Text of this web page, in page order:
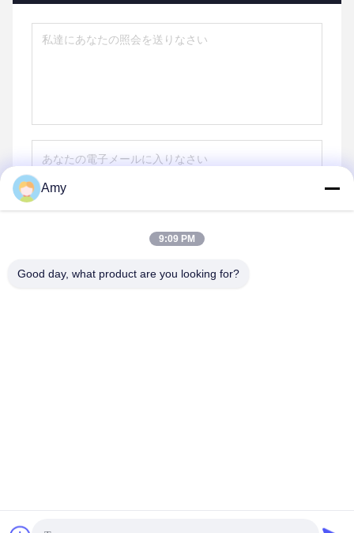
中国の良質 耐久力のある陶磁器の管 製造者。版権の© 2023-
Amy
9:09 PM
Good day, what product are you looking for?